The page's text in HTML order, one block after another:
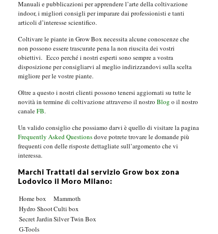
Manuali e pubblicazioni per apprendere l’arte della coltivazione
indoor, i migliori consigli per imparare dai professionisti e tanti
articoli d’interesse scientifico.
Coltivare le piante in Grow Box necessita alcune conoscenze che
non possono essere trascurate pena la non riuscita dei vostri
obiettivi. Ecco perché i nostri esperti sono sempre a vostra
disposizione per consigliarvi al meglio indirizzandovi sulla scelta
migliore per le vostre piante.
Oltre a questo i nostri clienti possono tenersi aggiornati su tutte le
novità in termine di coltivazione attraverso il nostro Blog o il nostro
canaleFB.
Un valido consiglio che possiamo darvi è quello di visitare la pagina
Frequently Asked Questionsdove potrete trovare le domande più
frequenti con delle risposte dettagliate sull’argomento che vi
interessa.
Marchi Trattati dal servizio Grow box zona
Lodovico il Moro Milano:
Home box
Mammoth
Hydro ShootCulti box
Secret JardinSilver Twin Box
G-Tools